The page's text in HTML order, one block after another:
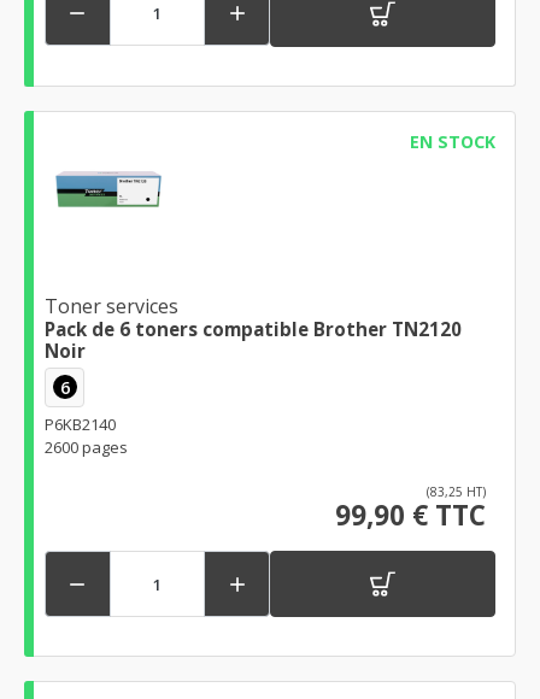
 
EN STOCK
Toner services
Pack de 6 toners compatible Brother TN2120
Noir
6
P6KB2140
2600 pages
(83,25 HT)
99,90 € TTC
 